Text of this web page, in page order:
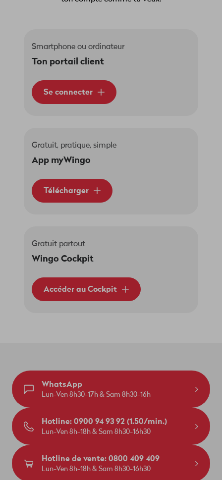
Smartphone ou ordinateur
Ton portail client
Se connecter
Gratuit, pratique, simple
App myWingo
Télécharger
Gratuit partout
Wingo Cockpit
Accéder au Cockpit
WhatsApp
Lun-Ven 8h30-17h & Sam 8h30-16h
Hotline: 0900 94 93 92 (1.50/min.)
Lun-Ven 8h-18h & Sam 8h30-16h30
Hotline de vente: 0800 409 409
Lun-Ven 8h-18h & Sam 8h30-16h30